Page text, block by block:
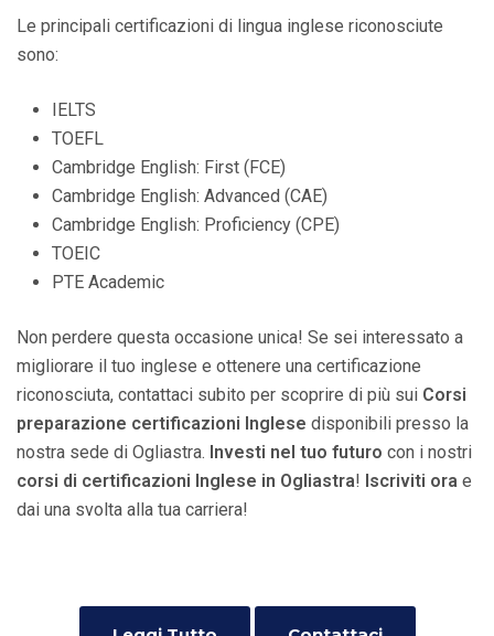
Le principali certificazioni di lingua inglese riconosciute
sono:
IELTS
TOEFL
Cambridge English: First (FCE)
Cambridge English: Advanced (CAE)
Cambridge English: Proficiency (CPE)
TOEIC
PTE Academic
Non perdere questa occasione unica! Se sei interessato a
migliorare il tuo inglese e ottenere una certificazione
riconosciuta, contattaci subito per scoprire di più sui Corsi
preparazione certificazioni Inglese disponibili presso la
nostra sede di Ogliastra. Investi nel tuo futuro con i nostri
corsi di certificazioni Inglese in Ogliastra! Iscriviti ora e
dai una svolta alla tua carriera!